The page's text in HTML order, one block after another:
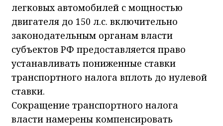
легковых автомобилей с мощностью
двигателя до 150 л.с. включительно
законодательным органам власти
субъектов РФ предоставляется право
устанавливать пониженные ставки
транспортного налога вплоть до нулевой
ставки.
Сокращение транспортного налога
власти намерены компенсировать